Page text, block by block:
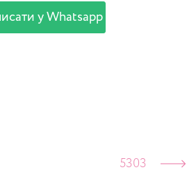
у Whatsapp
5303